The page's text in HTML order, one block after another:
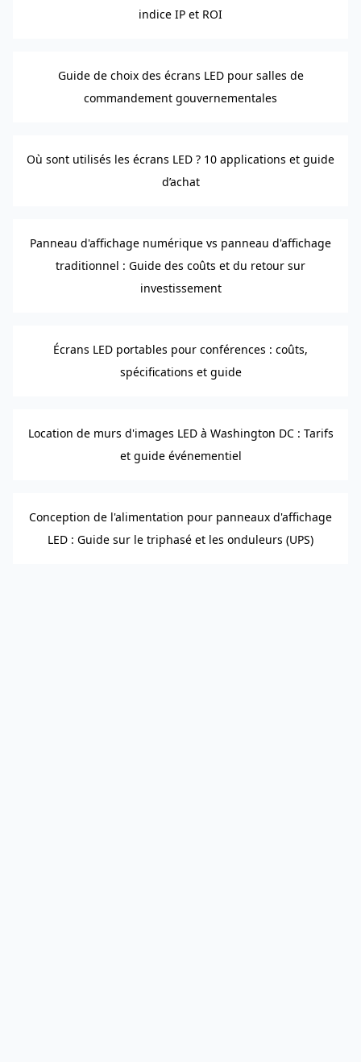
indice IP et ROI
Guide de choix des écrans LED pour salles de
commandement gouvernementales
Où sont utilisés les écrans LED ? 10 applications et guide
d’achat
Panneau d'affichage numérique vs panneau d'affichage
traditionnel : Guide des coûts et du retour sur
investissement
Écrans LED portables pour conférences : coûts,
spécifications et guide
Location de murs d'images LED à Washington DC : Tarifs
et guide événementiel
Conception de l'alimentation pour panneaux d'affichage
LED : Guide sur le triphasé et les onduleurs (UPS)